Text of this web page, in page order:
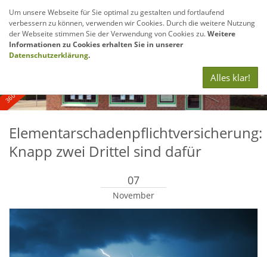
360° - und Luftbildaufnahmen
Elementarschadenpflichtversicherung:
Knapp zwei Drittel sind dafür
07
November
Um unsere Webseite für Sie optimal zu gestalten und fortlaufend
verbessern zu können, verwenden wir Cookies. Durch die weitere Nutzung
der Webseite stimmen Sie der Verwendung von Cookies zu.Weitere
Informationen zu Cookies erhalten Sie in unserer
Datenschutzerklärung.
Alles klar!